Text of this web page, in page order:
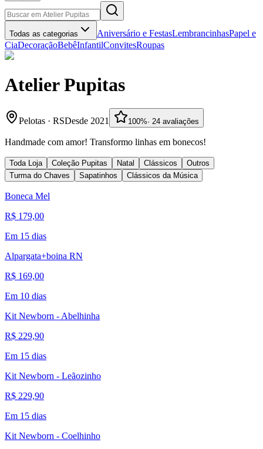
Todas as categorias Aniversário e FestasLembrancinhasPapel e
CiaDecoraçãoBebêInfantilConvitesRoupas
Atelier Pupitas
Pelotas · RSDesde 2021 100%· 24 avaliações
Handmade com amor! Transformo linhas em bonecos!
Toda Loja Coleção Pupitas Natal Clássicos
Outros
Turma do Chaves
Sapatinhos Clássicos da Música
Boneca Mel
R$ 179,00
Em 15 dias
Alpargata+boina RN
R$ 169,00
Em 10 dias
Kit Newborn - Abelhinha
R$ 229,90
Em 15 dias
Kit Newborn - Leãozinho
R$ 229,90
Em 15 dias
Kit Newborn - Coelhinho